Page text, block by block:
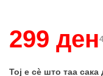
299 ден
Toj e сè што таа сака